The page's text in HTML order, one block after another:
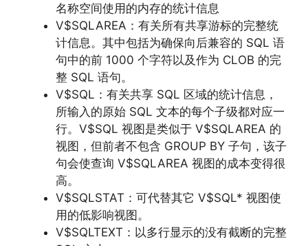
名称空间使用的内存的统计信息
V$SQLAREA：有关所有共享游标的完整统
计信息。其中包括为确保向后兼容的 SQL 语
句中的前 1000 个字符以及作为 CLOB 的完
整 SQL 语句。
V$SQL：有关共享 SQL 区域的统计信息，
所输入的原始 SQL 文本的每个子级都对应一
行。V$SQL 视图是类似于 V$SQLAREA 的
视图，但前者不包含 GROUP BY 子句，该子
句会使查询 V$SQLAREA 视图的成本变得很
高。
V$SQLSTAT：可代替其它 V$SQL* 视图使
用的低影响视图。
V$SQLTEXT：以多行显示的没有截断的完整